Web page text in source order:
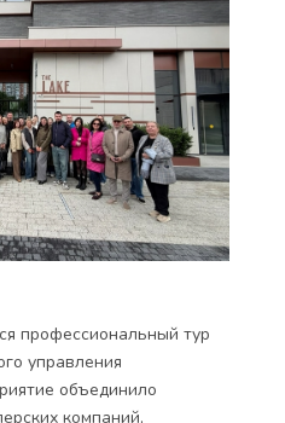
профессиональный тур
управления
объединило
компаний,